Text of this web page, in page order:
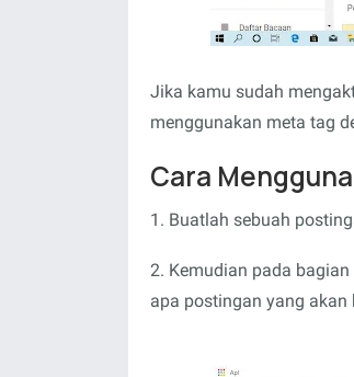
Jika kamu sudah
menggunakan meta tag
Cara
1. Buatlah sebuah
2. Kemudian pada
apa postingan yang